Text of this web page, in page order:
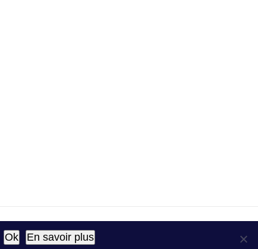
Ok En savoir plus